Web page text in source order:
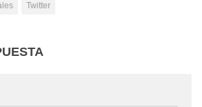
Twitter